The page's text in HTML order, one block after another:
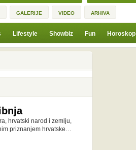
GALERIJE VIDEO ARHIVA
Lifestyle Showbiz Fun Horoskop
hrvatski narod i zemlju,
priznanjem hrvatske…